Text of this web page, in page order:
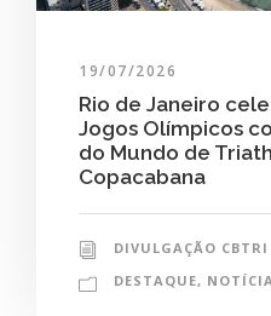
19/07/2026
Rio de Janeiro
Jogos Olímpicos
do Mundo de
Copacabana
DIVULGAÇÃO CBTRI
DESTAQUE,